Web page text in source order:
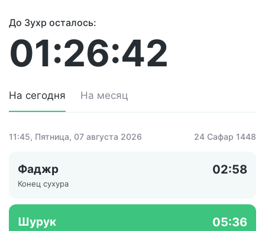
До Зухр осталось:
01:26:42
На сегодня На месяц
11:45, Пятница, 07 августа 2026 24 Сафар 1448
Фаджр 02:58
Конец сухура
Шурук 05:36